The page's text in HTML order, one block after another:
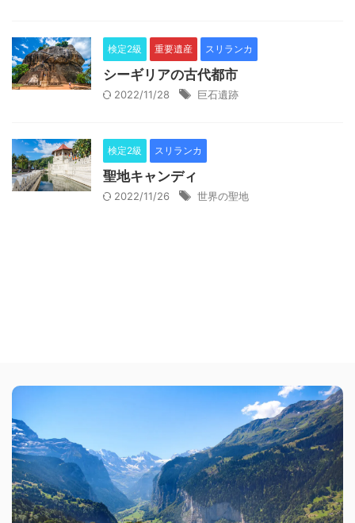
検定2級 重要遺産 スリランカ
シーギリアの古代都市
2022/11/28 巨石遺跡
検定2級 スリランカ
聖地キャンディ
2022/11/26 世界の聖地